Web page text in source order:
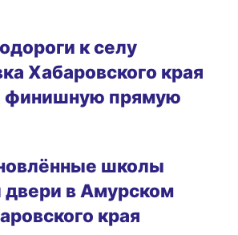
к селу
Хабаровского края
финишную прямую
школы
двери в Амурском
края